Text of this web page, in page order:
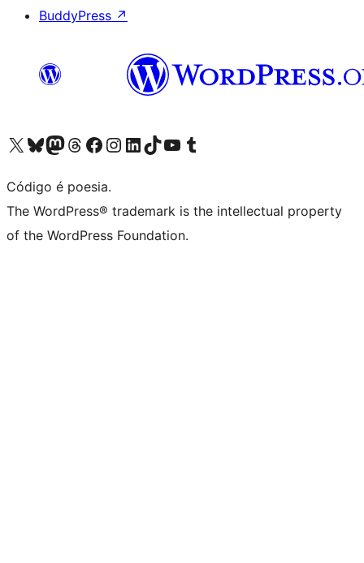
BuddyPress ↗
Visite a nossa conta X (antigo Twitter)
Visit our Bluesky account
Visit our Mastodon account
Visit our Threads account
Visite a nossa página do Facebook
Visite a nossa conta no Instagram
Visite a nossa conta no LinkedIn
Visit our TikTok account
Visit our YouTube channel
Visit our Tumblr account
Código é poesia.
The WordPress® trademark is the intellectual property
of the WordPress Foundation.